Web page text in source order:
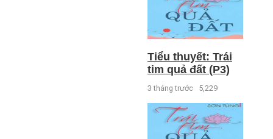
Tiểu thuyết: Trái
tim quả đất (P3)
3 tháng trước 5,229